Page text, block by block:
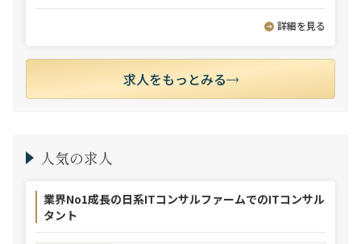
詳細を見る
求人をもっとみる
人気の求人
業界No1成長の日系ITコンサルファームでのITコンサル
タント